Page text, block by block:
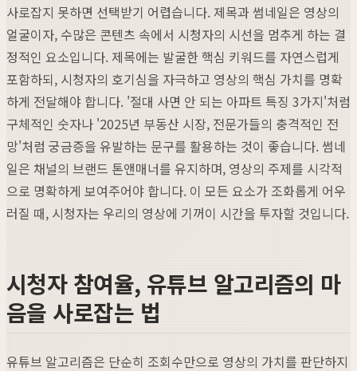
사로잡지 못하면 선택받기 어렵습니다. 제목과 썸네일은 영상의
얼굴이자, 수많은 콘텐츠 속에서 시청자의 시선을 멈추게 하는 결
정적인 요소입니다. 제목에는 발굴한 핵심 키워드를 자연스럽게
포함하되, 시청자의 호기심을 자극하고 영상의 핵심 가치를 명확
하게 전달해야 합니다. '절대 사면 안 되는 아파트 특징 3가지'처럼
구체적인 숫자나 '2025년 부동산 시장, 전문가들의 충격적인 전
망'처럼 궁금증을 유발하는 문구를 활용하는 것이 좋습니다. 썸네
일은 채널의 브랜드 톤앤매너를 유지하며, 영상의 주제를 시각적
으로 명확하게 보여주어야 합니다. 이 모든 요소가 조화롭게 어우
러질 때, 시청자는 우리의 영상에 기꺼이 시간을 투자할 것입니다.
시청자 참여율, 유튜브 알고리즘의 마
음을 사로잡는 법
유튜브 알고리즘은 단순히 조회수만으로 영상의 가치를 판단하지